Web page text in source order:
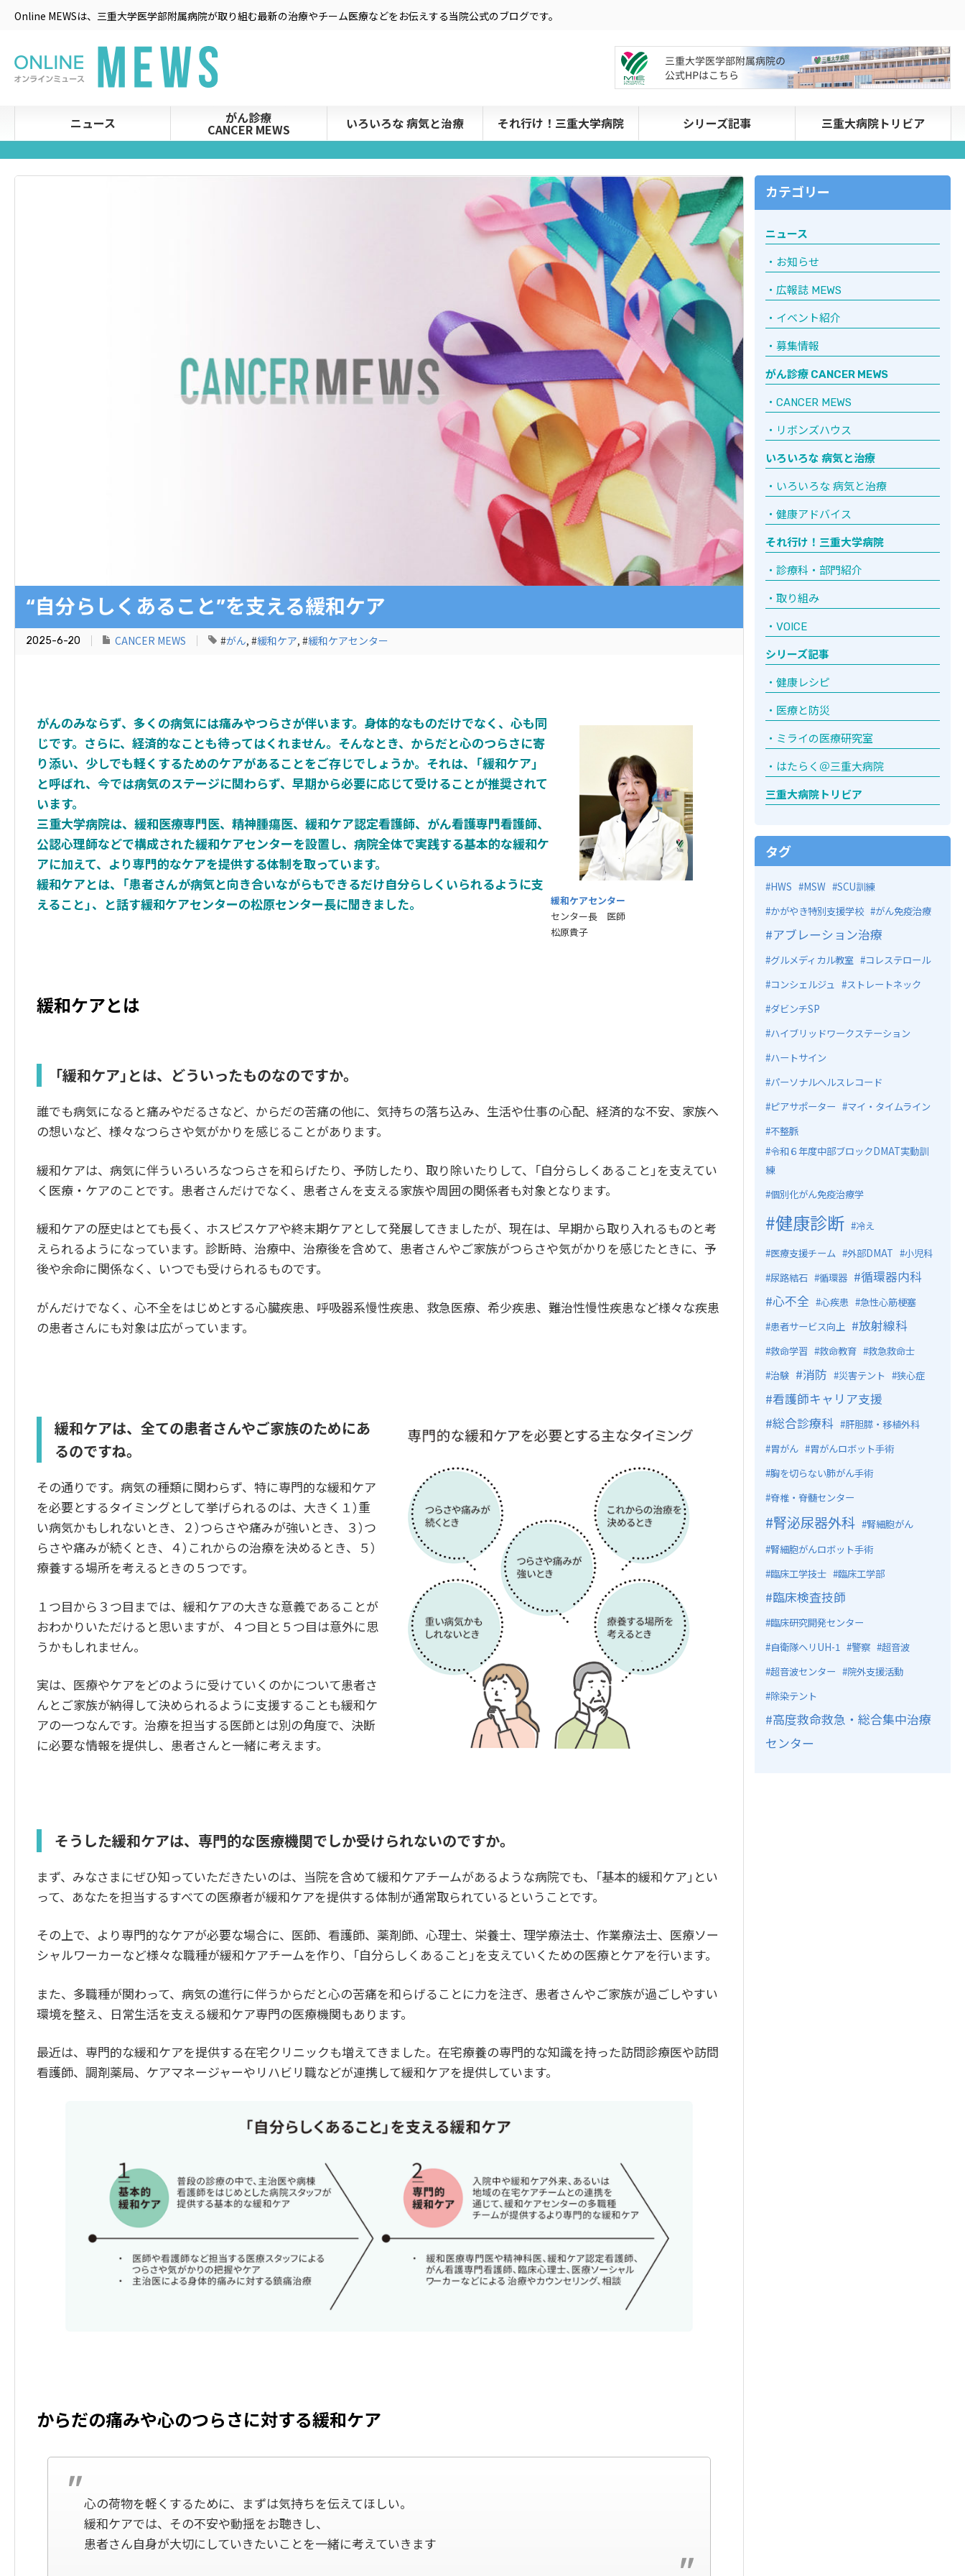
Online MEWSは、三重大学医学部附属病院が取り組む最新の治療やチーム医療などをお伝えする当院公式のブログです。
ニュース がん診療
CANCER MEWS いろいろな 病気と治療 それ行け！三重大学病院 シリーズ記事 三重大病院トリビア
“自分らしくあること”を支える緩和ケア
2025-6-20 CANCER MEWS #がん, #緩和ケア, #緩和ケアセンター
がんのみならず、多くの病気には痛みやつらさが伴います。身体的なものだけでなく、心も同
じです。さらに、経済的なことも待ってはくれません。そんなとき、からだと心のつらさに寄
り添い、少しでも軽くするためのケアがあることをご存じでしょうか。それは、「緩和ケア」
と呼ばれ、今では病気のステージに関わらず、早期から必要に応じて受けることが推奨されて
います。
三重大学病院は、緩和医療専門医、精神腫瘍医、緩和ケア認定看護師、がん看護専門看護師、
公認心理師などで構成された緩和ケアセンターを設置し、病院全体で実践する基本的な緩和ケ
アに加えて、より専門的なケアを提供する体制を取っています。
緩和ケアとは、「患者さんが病気と向き合いながらもできるだけ自分らしくいられるように支
えること」、と話す緩和ケアセンターの松原センター長に聞きました。
緩和ケアセンター
センター長 医師
松原貴子
緩和ケアとは
「緩和ケア」とは、どういったものなのですか。
誰でも病気になると痛みやだるさなど、からだの苦痛の他に、気持ちの落ち込み、生活や仕事の心配、経済的な不安、家族へ
の想いなど、様々なつらさや気がかりを感じることがあります。
緩和ケアは、病気に伴ういろいろなつらさを和らげたり、予防したり、取り除いたりして、「自分らしくあること」を支えてい
く医療・ケアのことです。患者さんだけでなく、患者さんを支える家族や周囲の関係者も対象となります。
緩和ケアの歴史はとても長く、ホスピスケアや終末期ケアとして発展してきましたが、現在は、早期から取り入れるものと考
えられるようになっています。診断時、治療中、治療後を含めて、患者さんやご家族がつらさや気がかりを感じたときに、予
後や余命に関係なく、いつでも受けられるものです。
がんだけでなく、心不全をはじめとする心臓疾患、呼吸器系慢性疾患、救急医療、希少疾患、難治性慢性疾患など様々な疾患
の患者さんにも対象は広がっています。
緩和ケアは、全ての患者さんやご家族のためにあ
るのですね。
その通りです。病気の種類に関わらず、特に専門的な緩和ケア
を必要とするタイミングとして挙げられるのは、大きく１）重
い病気かもしれないとき、２）つらさや痛みが強いとき、３）つ
らさや痛みが続くとき、４）これからの治療を決めるとき、５）
療養する場所を考えるときの５つです。
１つ目から３つ目までは、緩和ケアの大きな意義であることが
おわかりいただけると思いますが、４つ目と５つ目は意外に思
うかもしれません。
実は、医療やケアをどのように受けていくのかについて患者さ
んとご家族が納得して決められるように支援することも緩和ケ
アの一つなんです。治療を担当する医師とは別の角度で、決断
に必要な情報を提供し、患者さんと一緒に考えます。
そうした緩和ケアは、専門的な医療機関でしか受けられないのですか。
まず、みなさまにぜひ知っていただきたいのは、当院を含めて緩和ケアチームがあるような病院でも、「基本的緩和ケア」とい
って、あなたを担当するすべての医療者が緩和ケアを提供する体制が通常取られているということです。
その上で、より専門的なケアが必要な場合に、医師、看護師、薬剤師、心理士、栄養士、理学療法士、作業療法士、医療ソー
シャルワーカーなど様々な職種が緩和ケアチームを作り、「自分らしくあること」を支えていくための医療とケアを行います。
また、多職種が関わって、病気の進行に伴うからだと心の苦痛を和らげることに力を注ぎ、患者さんやご家族が過ごしやすい
環境を整え、日常生活を支える緩和ケア専門の医療機関もあります。
最近は、専門的な緩和ケアを提供する在宅クリニックも増えてきました。在宅療養の専門的な知識を持った訪問診療医や訪問
看護師、調剤薬局、ケアマネージャーやリハビリ職などが連携して緩和ケアを提供しています。
からだの痛みや心のつらさに対する緩和ケア
心の荷物を軽くするために、まずは気持ちを伝えてほしい。
緩和ケアでは、その不安や動揺をお聴きし、
患者さん自身が大切にしていきたいことを一緒に考えていきます
カテゴリー
ニュース
お知らせ
広報誌 MEWS
イベント紹介
募集情報
がん診療 CANCER MEWS
CANCER MEWS
リボンズハウス
いろいろな 病気と治療
いろいろな 病気と治療
健康アドバイス
それ行け！三重大学病院
診療科・部門紹介
取り組み
VOICE
シリーズ記事
健康レシピ
医療と防災
ミライの医療研究室
はたらく＠三重大病院
三重大病院トリビア
タグ
HWS MSW
SCU訓練
かがやき特別支援学校
がん免疫治療
アブレーション治療
グルメディカル教室
コレステロール
コンシェルジュ
ストレートネック
ダビンチSP
ハイブリッドワークステーション
ハートサイン
パーソナルヘルスレコード
ピアサポーター
マイ・タイムライン
不整脈
令和６年度中部ブロックDMAT実動訓
練
個別化がん免疫治療学
健康診断
冷え
医療支援チーム
外部DMAT
小児科
尿路結石
循環器
循環器内科
心不全
心疾患
急性心筋梗塞
患者サービス向上
放射線科
救命学習 救命教育
救急救命士
治験
消防 災害テント 狭心症
看護師キャリア支援
総合診療科
肝胆膵・移植外科
胃がん
胃がんロボット手術
胸を切らない肺がん手術
脊椎・脊髄センター
腎泌尿器外科
腎細胞がん
腎細胞がんロボット手術
臨床工学技士
臨床工学部
臨床検査技師
臨床研究開発センター
自衛隊ヘリUH-1
警察
超音波
超音波センター
院外支援活動
除染テント
高度救命救急・総合集中治療
センター